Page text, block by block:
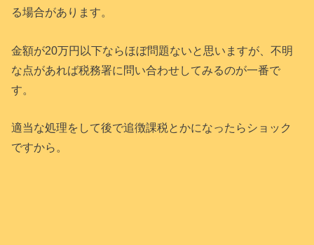
る場合があります。
金額が20万円以下ならほぼ問題ないと思いますが、不明
な点があれば税務署に問い合わせしてみるのが一番で
す。
適当な処理をして後で追徴課税とかになったらショック
ですから。